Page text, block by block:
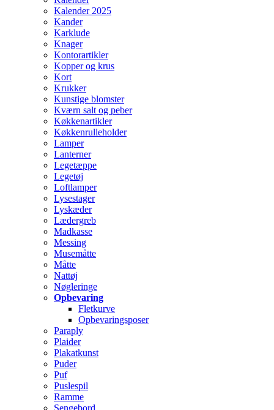
Kalender 2025
Kander
Karklude
Knager
Kontorartikler
Kopper og krus
Kort
Krukker
Kunstige blomster
Kværn salt og peber
Køkkenartikler
Køkkenrulleholder
Lamper
Lanterner
Legetæppe
Legetøj
Loftlamper
Lysestager
Lyskæder
Lædergreb
Madkasse
Messing
Musemåtte
Måtte
Nattøj
Nøgleringe
Opbevaring
Fletkurve
Opbevaringsposer
Paraply
Plaider
Plakatkunst
Puder
Puf
Puslespil
Ramme
Sengebord